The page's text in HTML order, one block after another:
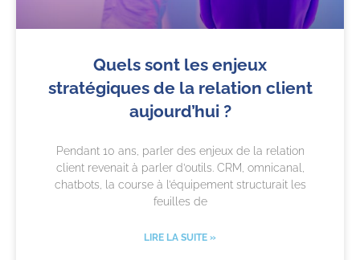
Quels sont les enjeux
stratégiques de la relation client
aujourd’hui ?
Pendant 10 ans, parler des enjeux de la relation
client revenait à parler d’outils. CRM, omnicanal,
chatbots, la course à l’équipement structurait les
feuilles de
LIRE LA SUITE »